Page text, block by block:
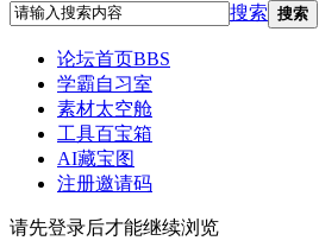
搜索 搜索
论坛首页BBS
学霸自习室
素材太空舱
工具百宝箱
AI藏宝图
注册邀请码
请先登录后才能继续浏览